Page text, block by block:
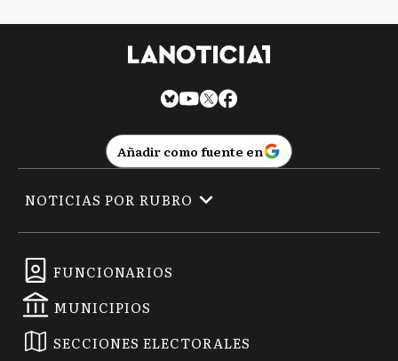
Añadir como fuente en
FUNCIONARIOS
MUNICIPIOS
SECCIONES ELECTORALES
NOTICIAS POR RUBRO